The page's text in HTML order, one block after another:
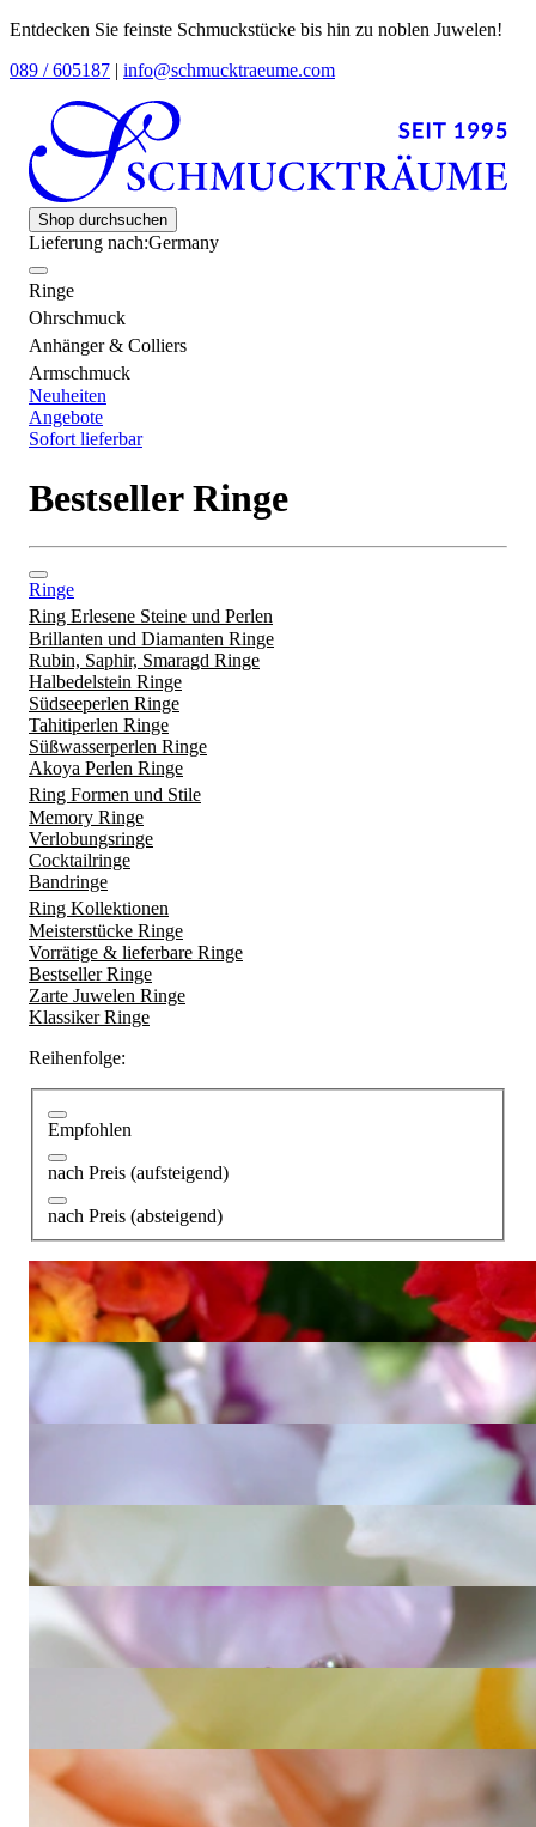
Entdecken Sie feinste Schmuckstücke bis hin zu noblen Juwelen!
089 / 605187 | info@schmucktraeume.com
Shop durchsuchen
Lieferung nach:Germany
Ringe
Ohrschmuck
Anhänger & Colliers
Armschmuck
Neuheiten
Angebote
Sofort lieferbar
Bestseller Ringe
Ringe
Ring Erlesene Steine und Perlen
Brillanten und Diamanten Ringe
Rubin, Saphir, Smaragd Ringe
Halbedelstein Ringe
Südseeperlen Ringe
Tahitiperlen Ringe
Süßwasserperlen Ringe
Akoya Perlen Ringe
Ring Formen und Stile
Memory Ringe
Verlobungsringe
Cocktailringe
Bandringe
Ring Kollektionen
Meisterstücke Ringe
Vorrätige & lieferbare Ringe
Bestseller Ringe
Zarte Juwelen Ringe
Klassiker Ringe
Reihenfolge:
Empfohlen
nach Preis (aufsteigend)
nach Preis (absteigend)
Grandioser Brillanten Sternenhimmel Ring
4.350,00 €
Wundervoller Multicolor Saphir Sternenhimmel Ring
3.360,00 €
Auffallender Amethyst Ring mit Rubinen
Auffallender Blautopas Ring mit Saphiren
1.290,00 €
Exquisiter Morganit Ring mit pinken Saphiren und Brillanten
2.300,00 €
Traumhafter Diamanten Ring im Kordel Design
Zarter Halb Memoryring mit schwarzen & weißen Diamanten
980,00 €